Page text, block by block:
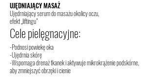
UJĘDNIAJĄCY MASAŻ
Ujędrniający serum do masażu okolicy oczu,
efekt „liftingu”
Cele pielęgnacyjne:
-Podnosi powiekę oka
-Ujędrnia skórę
-Wspomaga drenaż tkanek i aktywuje mikrokrążenie podskórne,
aby zmniejszyć obrzęki i cienie